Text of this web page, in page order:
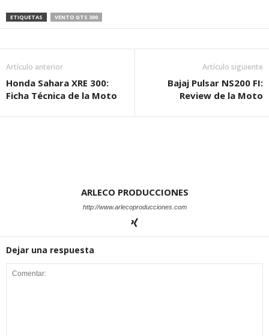
ETIQUETAS VENTO GTS 300
Artículo anterior
Honda Sahara XRE 300:
Ficha Técnica de la Moto
Artículo siguiente
Bajaj Pulsar NS200 FI:
Review de la Moto
ARLECO PRODUCCIONES
http://www.arlecoproducciones.com
Dejar una respuesta